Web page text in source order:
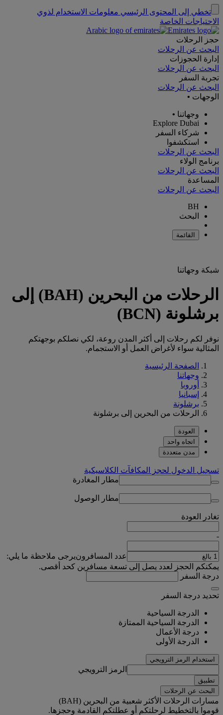
تخطي إلى المحتوى الرئيسي معلومات الاستخدام لذوي
الاحتياجات الخاصة
حجز الرحلات
البحث عن الرحلات
إدارة الحجوزات
البحث عن الرحلات
تجربة السفر
البحث عن الرحلات
الوجهات •
وجهاتنا •
Explore Dubai
شركاء السفر
استكشفوا
البحث عن الرحلات
برنامج الولاء
البحث عن الرحلات
المساعدة
البحث عن الرحلات
BH
البحث
القائمة
شبكة وجهاتنا
الرحلات من البحرين (BAH) إلى
برشلونة (BCN)
نوفر لكم رحلات إلى أكثر المدن روعة، لكي نصلكم بوجهتكم
المثالية سواء لأغراض العمل أو الاستجمام.
الصفحة الرئيسية
وجهاتنا
أوروبا
إسبانيا
برشلونة
الرحلات من البحرين إلى برشلونة
العودة
اتجاه واحد
مدن متعددة
تسجيل الدخول لحجز المكافآت الكلاسيكية
مطار المغادرة
مطار الوصول
تغادر العودة
-
عدد المسافرونيرجى ملاحظة ما يلي:
يمكنكم الحجز لعدد يصل إلى تسعة مسافرين كحد أقصى.
درجة السفر
تحديد درجة السفر
الدرجة السياحية
الدرجة السياحية الممتازة
درجة الأعمال
الدرجة الأولى
استخدام الرمز الترويجي
الرمز الترويجي
تطبيق
البحث عن الرحلات
مسارات الرحلات الأكثر شعبية من البحرين (BAH)
قوموا بالتخطيط لرحلتكم أو عطلتكم القادمة وحجزها.